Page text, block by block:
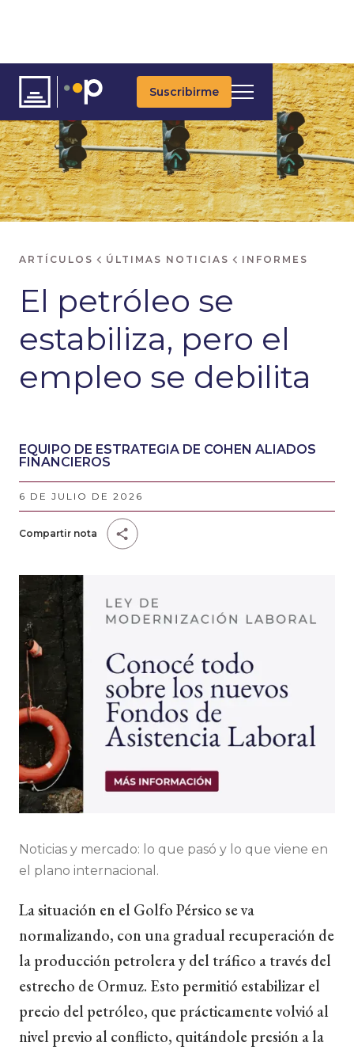
Suscribirme
ARTÍCULOS ÚLTIMAS NOTICIAS INFORMES
El petróleo se
estabiliza, pero el
empleo se debilita
EQUIPO DE ESTRATEGIA DE COHEN ALIADOS
FINANCIEROS
6 DE JULIO DE 2026
Compartir nota
Noticias y mercado: lo que pasó y lo que viene en
el plano internacional.
La situación en el Golfo Pérsico se va
normalizando, con una gradual recuperación de
la producción petrolera y del tráfico a través del
estrecho de Ormuz. Esto permitió estabilizar el
precio del petróleo, que prácticamente volvió al
nivel previo al conflicto, quitándole presión a la